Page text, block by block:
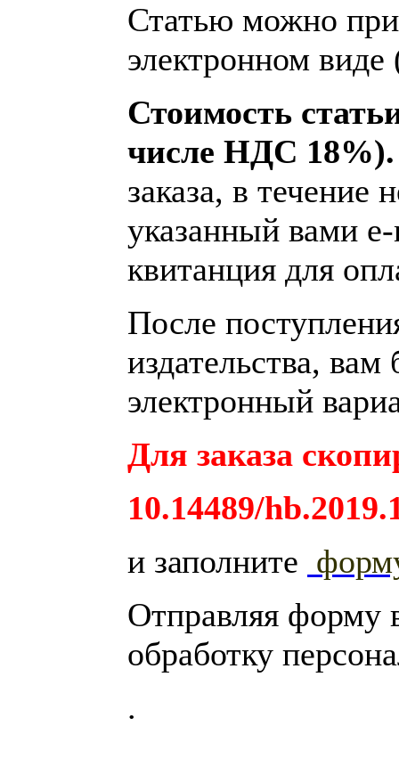
Статью можно
электронном виде
Стоимость
числе НДС
заказа, в течение
указанный вами
квитанция для
После
издательства, вам
электронный
Для заказа
10.14489/
и заполните
Отправляя форму
обработку
.